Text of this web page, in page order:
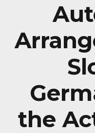
the